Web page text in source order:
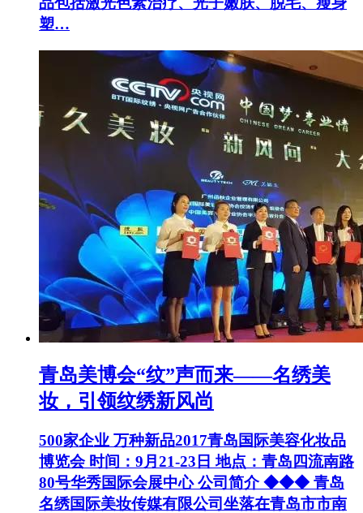
塑…
青岛美博会“纹”声而来——名绣美
妆，引领纹绣新风尚
500家企业 万种新品2017青岛国际美容化妆品
博览会 时间：9月21-23日 地点：青岛四流南路
80号华秀国际会展中心 公司简介 ◆◆◆ 青岛
名绣国际美妆传媒有限公司坐落在青岛市市南